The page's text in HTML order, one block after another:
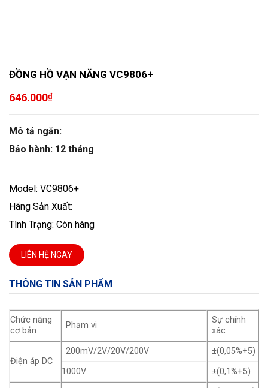
ĐỒNG HỒ VẠN NĂNG VC9806+
646.000₫
Mô tả ngắn:
Bảo hành: 12 tháng
Model: VC9806+
Hãng Sản Xuất:
Tình Trạng: Còn hàng
LIÊN HỆ NGAY
THÔNG TIN SẢN PHẨM
Chức năng
cơ bản
Phạm vi
Sự chính
xác
Điện áp DC
200mV/2V/20V/200V
±(0,05%+5)
1000V
±(0,1%+5)